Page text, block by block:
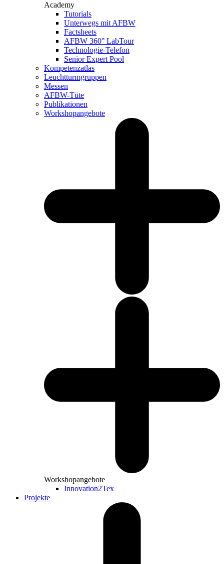
Academy
Tutorials
Unterwegs mit AFBW
Factsheets
AFBW 360° LabTour
Technologie-Telefon
Senior Expert Pool
Kompetenzatlas
Leuchtturm­gruppen
Messen
AFBW-Tüte
Publikationen
Workshopangebote
Workshopangebote
Innovation2Tex
Projekte